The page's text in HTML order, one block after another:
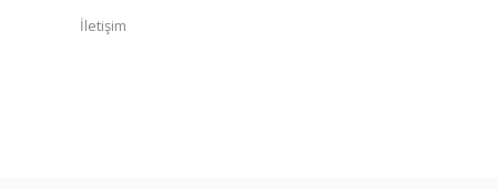
İletişim